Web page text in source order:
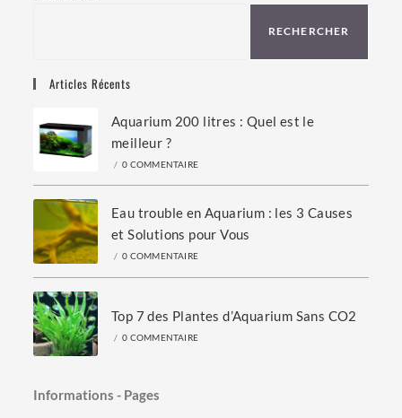
RECHERCHER
Articles Récents
Aquarium 200 litres : Quel est le
meilleur ?
/ 0 COMMENTAIRE
Eau trouble en Aquarium : les 3 Causes
et Solutions pour Vous
/ 0 COMMENTAIRE
Top 7 des Plantes d’Aquarium Sans CO2
/ 0 COMMENTAIRE
Informations - Pages